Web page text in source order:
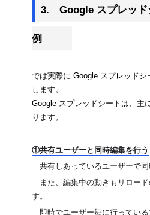
3.　Google スプレッド
例
では実際に Google スプレッド
します。
Google スプレッドシートは、主
ります。
①共有ユーザーと同時編集を行う
共有しあっているユーザーで同
また、編集中の動きもリロード
す。
即時でユーザー毎に行ってい